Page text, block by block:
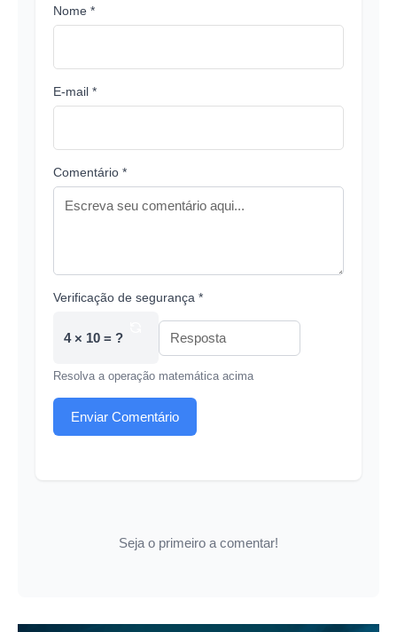
Nome *
E-mail *
Comentário *
Verificação de segurança *
4 × 10 = ?
Resolva a operação matemática acima
Enviar Comentário
Seja o primeiro a comentar!